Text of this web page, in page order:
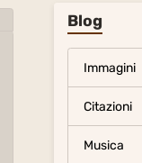
Blog
Immagini
Citazioni
Musica